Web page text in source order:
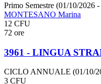
Primo Semestre (01/10/2026
MONTESANO Marina
12 CFU
72 ore
3961 - LINGUA
CICLO ANNUALE (01/10/
3 CFU